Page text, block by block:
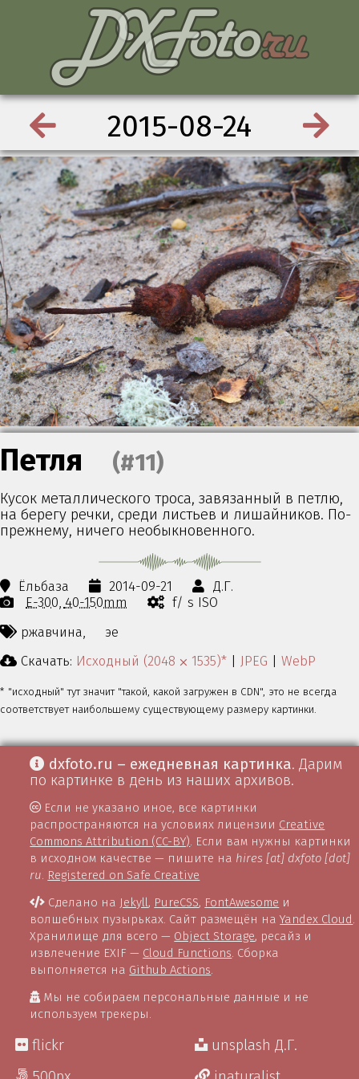
2015-08-24
Петля (#11)
Кусок металлического троса, завязанный в петлю,
на берегу речки, среди листьев и лишайников. По-
прежнему, ничего необыкновенного.
Ёльбаза 2014-09-21
Д.Г.
E-300 40-150mm
f/ s ISO
ржавчина,
эе
Скачать: Исходный (2048 ⨉ 1535)* JPEG WebP
* "исходный" тут значит "такой, какой загружен в CDN", это не всегда
соответствует наибольшему существующему размеру картинки.
dxfoto.ru – ежедневная картинка. Дарим
по картинке в день из наших архивов.
Если не указано иное, все картинки
распространяются на условиях лицензии Creative
Commons Attribution (CC-BY). Если вам нужны картинки
в исходном качестве — пишите на hires [at] dxfoto [dot]
ru. Registered on Safe Creative
Сделано на Jekyll, PureCSS, FontAwesome и
волшебных пузырьках. Сайт размещён наYandex Cloud.
Хранилище для всего — Object Storage, ресайз и
извлечение EXIF — Cloud Functions. Сборка
выполняется на Github Actions.
Мы не собираем персональные данные и не
используем трекеры.
flickr
unsplash Д.Г.